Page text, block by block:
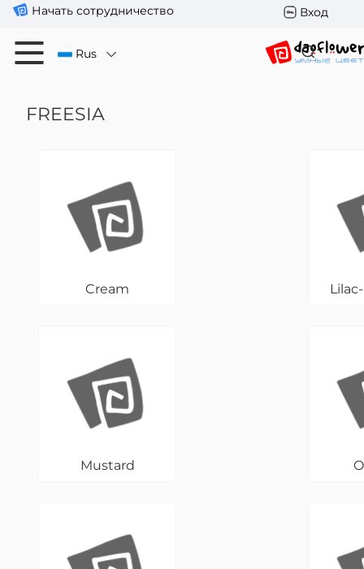
Начать сотрудничество Вход
Rus
FREESIA
Cream
Mustard